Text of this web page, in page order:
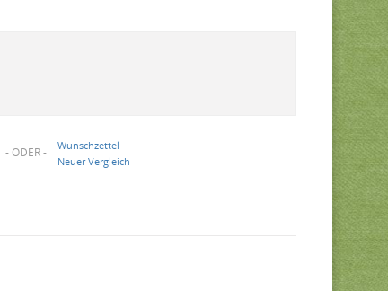
- ODER -
Wunschzettel
Neuer Vergleich